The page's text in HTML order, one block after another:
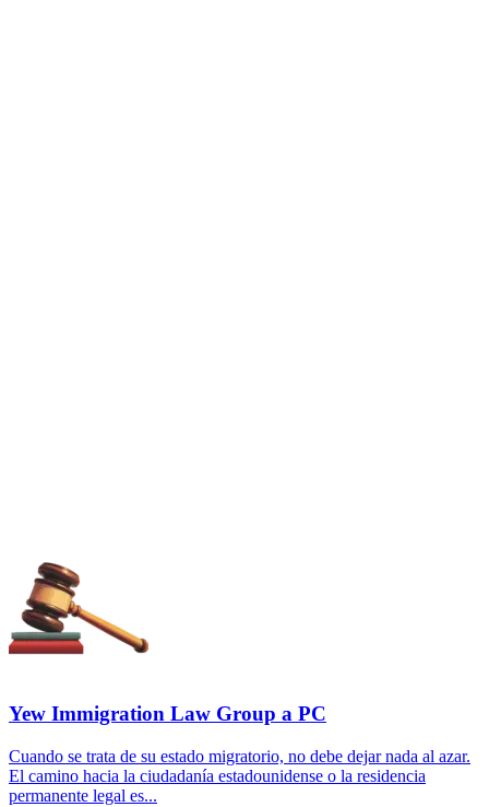
Yew Immigration Law Group a PC
Cuando se trata de su estado migratorio, no debe dejar nada al azar.
El camino hacia la ciudadanía estadounidense o la residencia
permanente legal es...